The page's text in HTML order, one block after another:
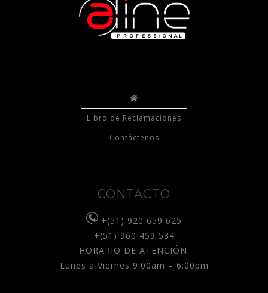
Libro de Reclamaciones
Contáctenos
CONTACTO
+(51) 920 659 625
+(51) 960 459 534
HORARIO DE ATENCIÓN:
Lunes a Viernes 9:00am – 6:00pm